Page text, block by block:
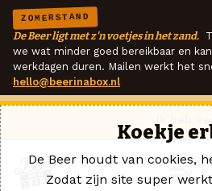
ZOMERSTAND
De Beer ligt met z'n voetjes in het zand.
we wat minder goed bereikbaar en
werkdagen duren. Mailen werkt het
hello@beerinabox.nl
Koekje
De Beer houdt van cookies,
Zodat zijn site super